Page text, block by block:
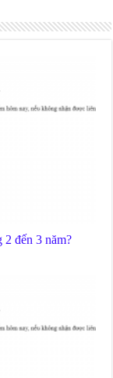
đến 3 năm?